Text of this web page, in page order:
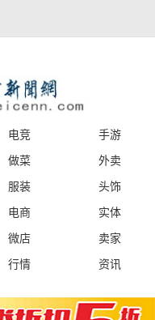
电竞
手游
做菜
外卖
服装
头饰
电商
实体
微店
卖家
行情 资讯